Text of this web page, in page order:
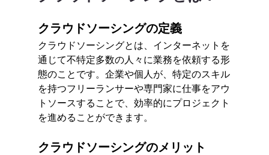
クラウドソーシングの定義
クラウドソーシングとは、インターネットを
通じて不特定多数の人々に業務を依頼する形
態のことです。企業や個人が、特定のスキル
を持つフリーランサーや専門家に仕事をアウ
トソースすることで、効率的にプロジェクト
を進めることができます。
クラウドソーシングのメリット